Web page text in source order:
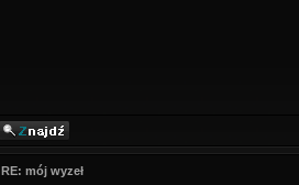
RE: mój wyzeł